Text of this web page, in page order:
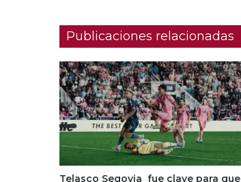
Publicaciones relacionadas
Telasco Segovia fue clave para que